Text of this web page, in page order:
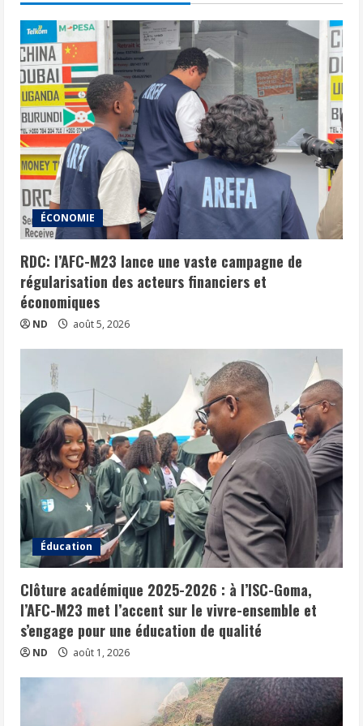
ÉCONOMIE
RDC: l’AFC-M23 lance une vaste campagne de
régularisation des acteurs financiers et
économiques
ND août 5, 2026
Éducation
Clôture académique 2025-2026 : à l’ISC-Goma,
l’AFC-M23 met l’accent sur le vivre-ensemble et
s’engage pour une éducation de qualité
ND août 1, 2026